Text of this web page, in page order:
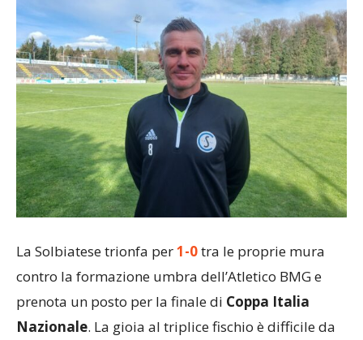
La Solbiatese trionfa per1-0tra le proprie mura
contro la formazione umbra dell’Atletico BMG e
prenota un posto per la finale di Coppa Italia
Nazionale. La gioia al triplice fischio è difficile da